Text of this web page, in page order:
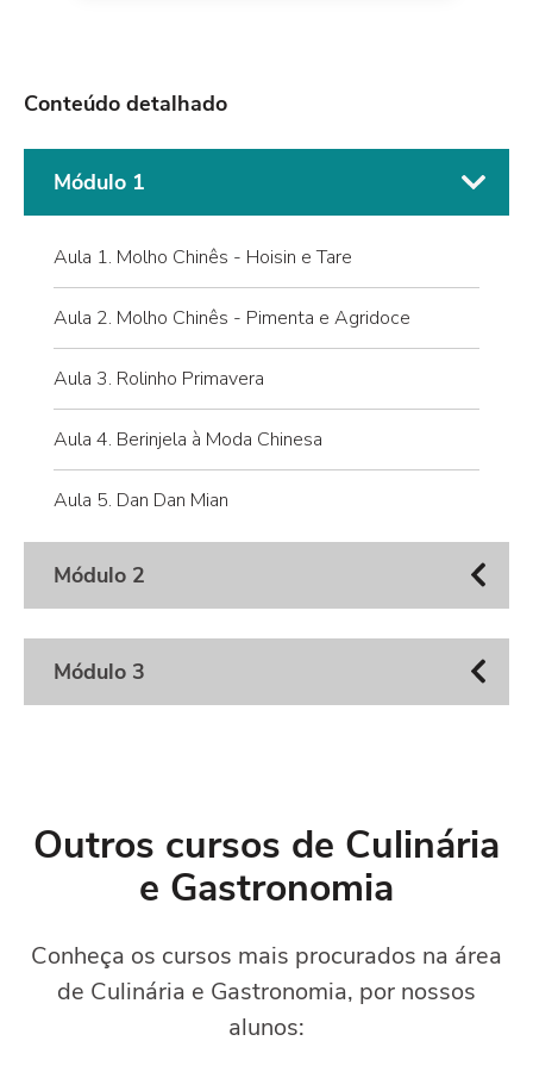
Conteúdo detalhado
Módulo 1
Aula 1. Molho Chinês - Hoisin e Tare
Aula 2. Molho Chinês - Pimenta e Agridoce
Aula 3. Rolinho Primavera
Aula 4. Berinjela à Moda Chinesa
Aula 5. Dan Dan Mian
Módulo 2
Módulo 3
Outros cursos de Culinária
e Gastronomia
Conheça os cursos mais procurados na área
de Culinária e Gastronomia, por nossos
alunos: